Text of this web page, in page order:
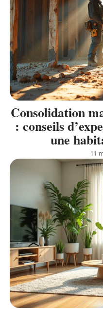
Consolidation
: conseils
une
11